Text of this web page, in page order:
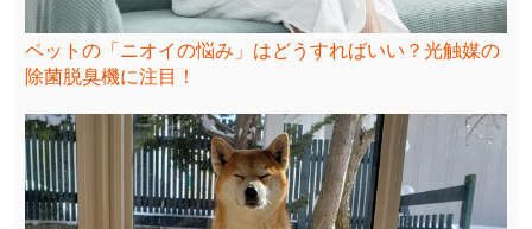
ペットの「ニオイの悩み」はどうすればいい？光触媒の
除菌脱臭機に注目！